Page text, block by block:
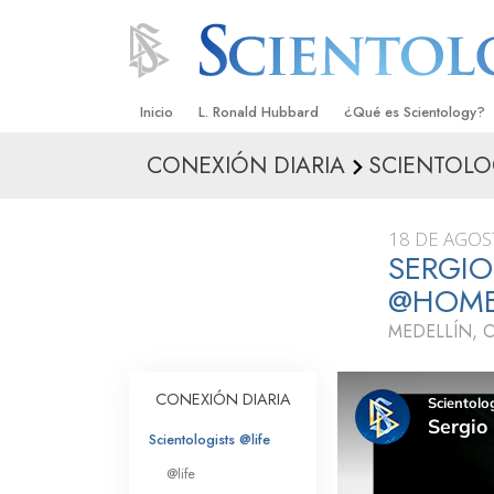
Inicio L. Ronald Hubbard ¿Qué es Scientology?
Creencias y Prácticas
Qué dicen los
Scientology
Conoce a un
Los Principios
Una Introducción a
CONEXIÓN DIARIA
18 DE
MEDELLÍN,
CONEXIÓN DIARIA
Scientologists @life
@life